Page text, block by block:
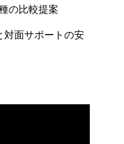
の比較提案
対面サポートの安